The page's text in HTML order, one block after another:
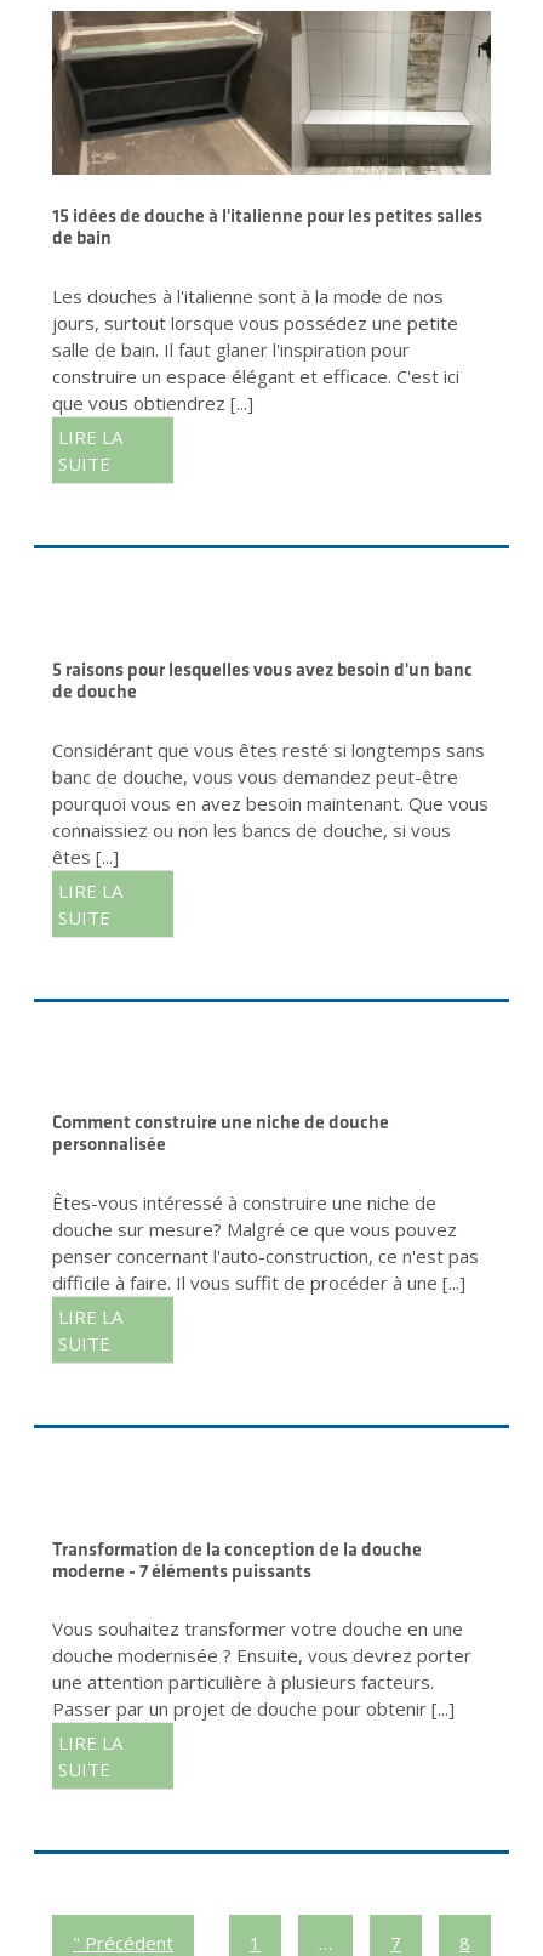
15 idées de douche à l'italienne pour les petites salles
de bain
Les douches à l'italienne sont à la mode de nos
jours, surtout lorsque vous possédez une petite
salle de bain. Il faut glaner l'inspiration pour
construire un espace élégant et efficace. C'est ici
que vous obtiendrez [...]
LIRE LA
SUITE
5 raisons pour lesquelles vous avez besoin d'un banc
de douche
Considérant que vous êtes resté si longtemps sans
banc de douche, vous vous demandez peut-être
pourquoi vous en avez besoin maintenant. Que vous
connaissiez ou non les bancs de douche, si vous
êtes [...]
LIRE LA
SUITE
Comment construire une niche de douche
personnalisée
Êtes-vous intéressé à construire une niche de
douche sur mesure? Malgré ce que vous pouvez
penser concernant l'auto-construction, ce n'est pas
difficile à faire. Il vous suffit de procéder à une [...]
LIRE LA
SUITE
Transformation de la conception de la douche
moderne - 7 éléments puissants
Vous souhaitez transformer votre douche en une
douche modernisée ? Ensuite, vous devrez porter
une attention particulière à plusieurs facteurs.
Passer par un projet de douche pour obtenir [...]
LIRE LA
SUITE
" Précédent 1 … 7 8